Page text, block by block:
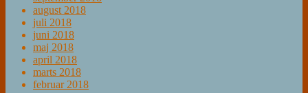
august 2018
juli 2018
juni 2018
maj 2018
april 2018
marts 2018
februar 2018